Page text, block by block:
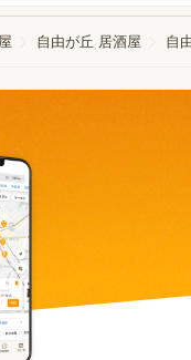
自由が丘 居酒屋 自